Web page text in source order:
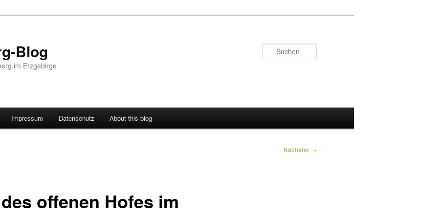
Blog
im Erzgebirge
Impressum Datenschutz About this blog
Nächster →
offenen Hofes im